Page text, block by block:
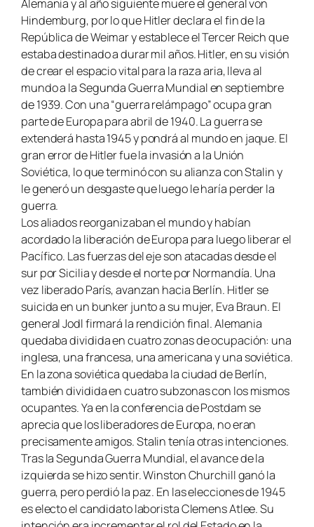
Alemania y al año siguiente muere el general von
Hindemburg, por lo que Hitler declara el fin de la
República de Weimar y establece el Tercer Reich que
estaba destinado a durar mil años. Hitler, en su visión
de crear el espacio vital para la raza aria, lleva al
mundo a la Segunda Guerra Mundial en septiembre
de 1939. Con una “guerra relámpago” ocupa gran
parte de Europa para abril de 1940. La guerra se
extenderá hasta 1945 y pondrá al mundo en jaque. El
gran error de Hitler fue la invasión a la Unión
Soviética, lo que terminó con su alianza con Stalin y
le generó un desgaste que luego le haría perder la
guerra.
Los aliados reorganizaban el mundo y habían
acordado la liberación de Europa para luego liberar el
Pacífico. Las fuerzas del eje son atacadas desde el
sur por Sicilia y desde el norte por Normandía. Una
vez liberado París, avanzan hacia Berlín. Hitler se
suicida en un bunker junto a su mujer, Eva Braun. El
general Jodl firmará la rendición final. Alemania
quedaba dividida en cuatro zonas de ocupación: una
inglesa, una francesa, una americana y una soviética.
En la zona soviética quedaba la ciudad de Berlín,
también dividida en cuatro subzonas con los mismos
ocupantes. Ya en la conferencia de Postdam se
aprecia que los liberadores de Europa, no eran
precisamente amigos. Stalin tenía otras intenciones.
Tras la Segunda Guerra Mundial, el avance de la
izquierda se hizo sentir. Winston Churchill ganó la
guerra, pero perdió la paz. En las elecciones de 1945
es electo el candidato laborista Clemens Atlee. Su